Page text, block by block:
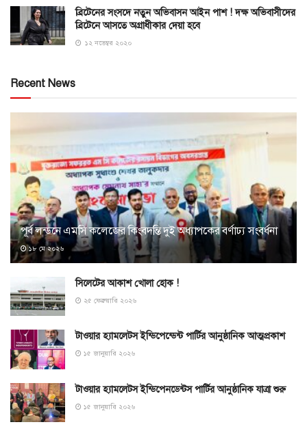
ব্রিটেনের সংসদে নতুন অভিবাসন আইন পাশ ! দক্ষ অভিবাসীদের
ব্রিটেনে আসতে অগ্রাধীকার দেয়া হবে
১২ নভেম্বর ২০২০
Recent News
পূর্ব লন্ডনে এমসি কলেজের কিংবদন্তি দুই অধ্যাপকের বর্ণাঢ্য সংবর্ধনা
১৮ মে ২০২৬
সিলেটের আকাশ খোলা হোক !
২৫ ফেব্রুয়ারি ২০২৬
টাওয়ার হ্যামলেটস ইন্ডিপেন্ডেন্ট পার্টির আনুষ্ঠানিক আত্মপ্রকাশ
১৫ জানুয়ারি ২০২৬
টাওয়ার হ্যামলেটস ইন্ডিপেনডেন্টস পার্টির আনুষ্ঠানিক যাত্রা শুরু
১৫ জানুয়ারি ২০২৬